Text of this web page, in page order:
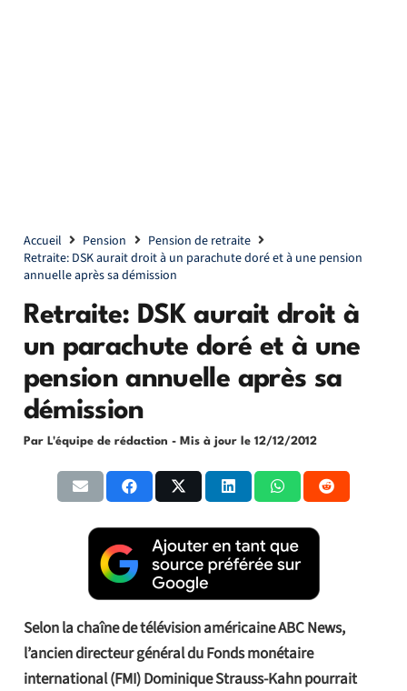
Accueil Pension
Pension de retraite
Retraite: DSK aurait droit à un parachute doré et à une pension
annuelle après sa démission
Retraite: DSK aurait droit à
un parachute doré et à une
pension annuelle après sa
démission
Par L'équipe de rédaction - Mis à jour le 12/12/2012
Selon la chaîne de télévision américaine ABC News,
l’ancien directeur général du Fonds monétaire
international (FMI) Dominique Strauss-Kahn pourrait